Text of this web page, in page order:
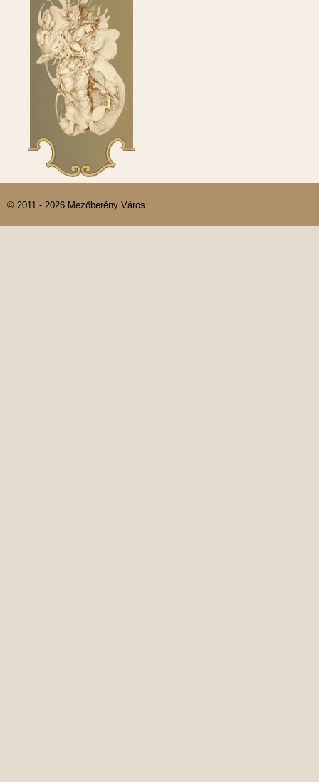
© 2011 - 2026 Mezőberény Város